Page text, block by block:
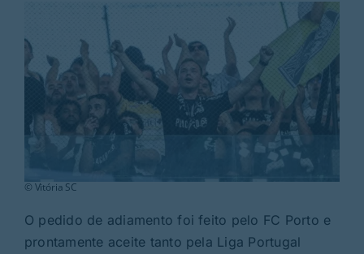
Search
© Vitória SC
O pedido de adiamento foi feito pelo FC Porto e
prontamente aceite tanto pela Liga Portugal